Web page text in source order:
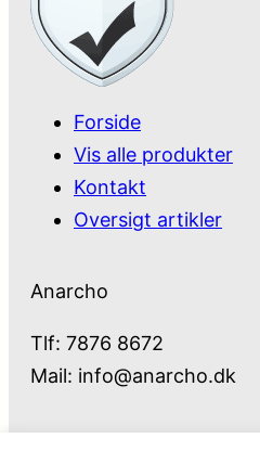
Forside
Vis alle produkter
Kontakt
Oversigt artikler
Anarcho
Tlf: 7876 8672
Mail: info@anarcho.dk